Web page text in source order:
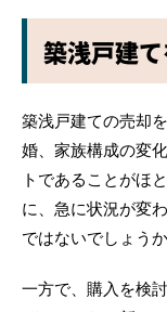
築浅戸建
築浅戸建ての売却
婚、家族構成の変
トであることがほ
に、急に状況が変
ではないでしょうか
一方で、購入を検